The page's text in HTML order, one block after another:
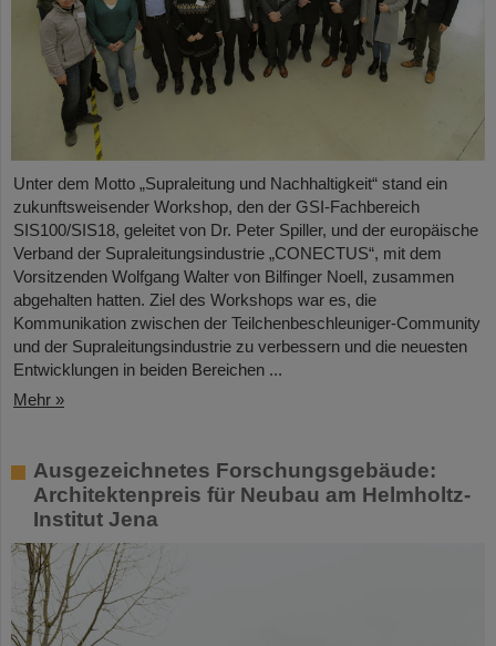
Unter dem Motto „Supraleitung und Nachhaltigkeit“ stand ein
zukunftsweisender Workshop, den der GSI-Fachbereich
SIS100/SIS18, geleitet von Dr. Peter Spiller, und der europäische
Verband der Supraleitungsindustrie „CONECTUS“, mit dem
Vorsitzenden Wolfgang Walter von Bilfinger Noell, zusammen
abgehalten hatten. Ziel des Workshops war es, die
Kommunikation zwischen der Teilchenbeschleuniger-Community
und der Supraleitungsindustrie zu verbessern und die neuesten
Entwicklungen in beiden Bereichen ...
Mehr »
Ausgezeichnetes Forschungsgebäude:
Architektenpreis für Neubau am Helmholtz-
Institut Jena